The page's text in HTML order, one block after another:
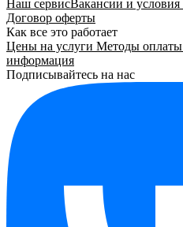
Наш сервисВакансии и условия
Договор оферты
Как все это работает
Цены на услуги Методы оплаты
информация
Подписывайтесь на нас